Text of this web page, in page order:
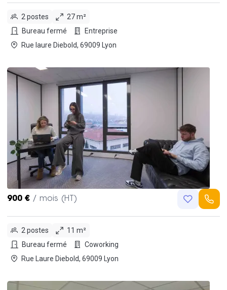
2 postes
27 m²
Bureau fermé
Entreprise
Rue laure Diebold, 69009 Lyon
900 € / mois (HT)
2 postes
11 m²
Bureau fermé
Coworking
Rue Laure Diebold, 69009 Lyon